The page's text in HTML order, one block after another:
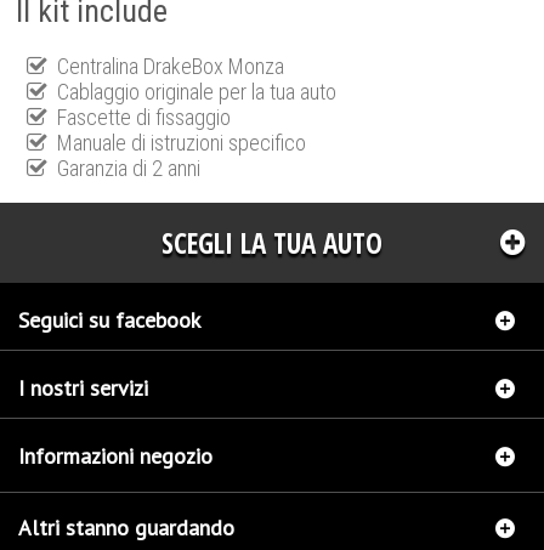
Il kit include
Centralina DrakeBox Monza
Cablaggio originale per la tua auto
Fascette di fissaggio
Manuale di istruzioni specifico
Garanzia di 2 anni
SCEGLI LA TUA AUTO
Seguici su facebook
I nostri servizi
Informazioni negozio
Altri stanno guardando